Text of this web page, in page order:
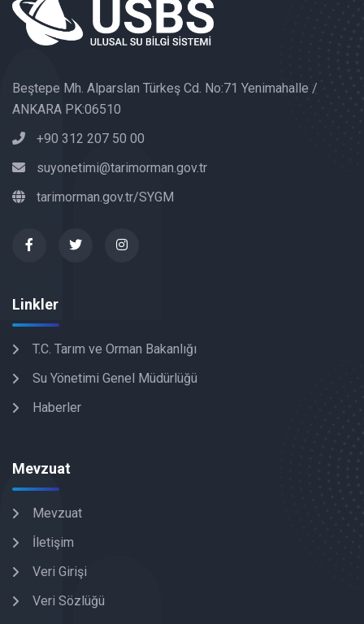
Beştepe Mh. Alparslan Türkeş Cd. No:71 Yenimahalle /
ANKARA PK:06510
+90 312 207 50 00
suyonetimi@tarimorman.gov.tr
tarimorman.gov.tr/SYGM
Linkler
T.C. Tarım ve Orman Bakanlığı
Su Yönetimi Genel Müdürlüğü
Haberler
Mevzuat
Mevzuat
İletişim
Veri Girişi
Veri Sözlüğü